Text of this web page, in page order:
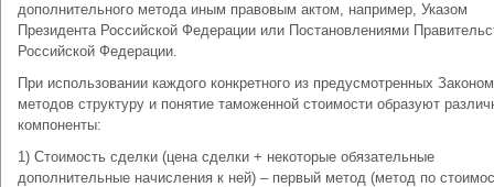
дополнительного метода иным правовым актом, например, Указом
Президента Российской Федерации или Постановлениями
Российской Федерации.
При использовании каждого конкретного из предусмотренных
методов структуру и понятие таможенной стоимости образуют
компоненты:
1) Стоимость сделки (цена сделки + некоторые обязательные
дополнительные начисления к ней) – первый метод (метод по